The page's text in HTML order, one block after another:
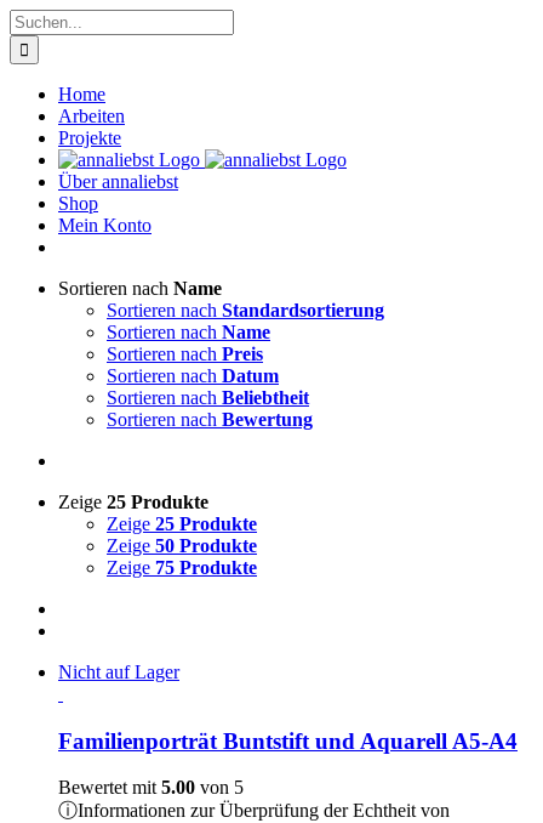
Zum
Inhalt
springen
Suche
nach:
Home
Arbeiten
Projekte
Über annaliebst
Shop
Mein Konto
Sortieren nach Name
Sortieren nach Standardsortierung
Sortieren nach Name
Sortieren nach Preis
Sortieren nach Datum
Sortieren nach Beliebtheit
Sortieren nach Bewertung
Zeige 25 Produkte
Zeige 25 Produkte
Zeige 50 Produkte
Zeige 75 Produkte
Nicht auf Lager
Familienporträt Buntstift und Aquarell A5-A4
Bewertet mit5.00 von 5
ⓘInformationen zur Überprüfung der Echtheit von